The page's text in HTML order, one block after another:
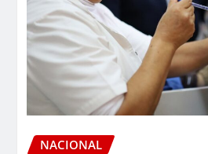
NACIONAL